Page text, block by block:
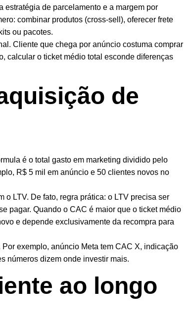
estratégia de parcelamento e a margem por
combinar produtos (cross-sell), oferecer frete
ou pacotes.
Cliente que chega por anúncio costuma comprar
calcular o ticket médio total esconde diferenças
de
é o total gasto em marketing dividido pelo
R$ 5 mil em anúncio e 50 clientes novos no
LTV. De fato, regra prática: o LTV precisa ser
pagar. Quando o CAC é maior que o ticket médio
e depende exclusivamente da recompra para
exemplo, anúncio Meta tem CAC X, indicação
números dizem onde investir mais.
ao longo